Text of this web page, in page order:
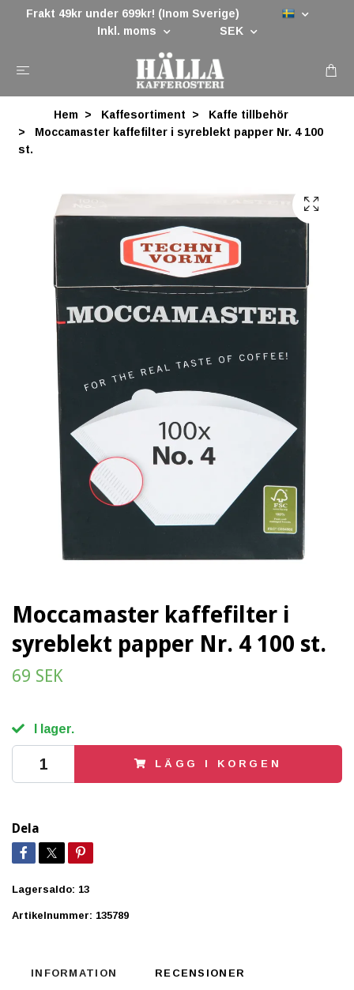
Frakt 49kr under 699kr! (Inom Sverige)
Inkl. moms
SEK
Hem Kaffesortiment
Kaffe tillbehör
Moccamaster kaffefilter i syreblekt papper Nr. 4 100
st.
Moccamaster kaffefilter i
syreblekt papper Nr. 4 100 st.
69 SEK
I lager.
LÄGG I KORGEN
Dela
Lagersaldo: 13
Artikelnummer: 135789
INFORMATION RECENSIONER